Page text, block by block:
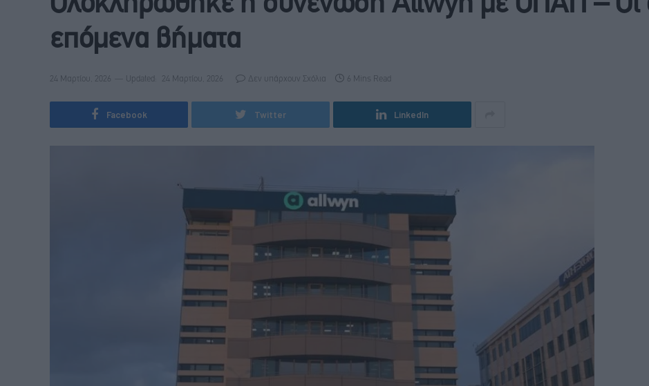
επόμενα βήματα
24 Μαρτίου, 2026 Updated: 24 Μαρτίου, 2026 Δεν υπάρχουν Σχόλια 6 Mins Read
Facebook Twitter LinkedIn